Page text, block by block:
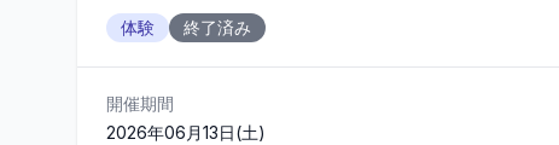
体験 終了済み
開催期間
2026年06月13日(土)